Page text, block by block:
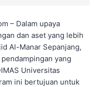
– Dalam upaya
dan aset yang lebih
Al-Manar Sepanjang,
yang
Universitas
ini bertujuan untuk